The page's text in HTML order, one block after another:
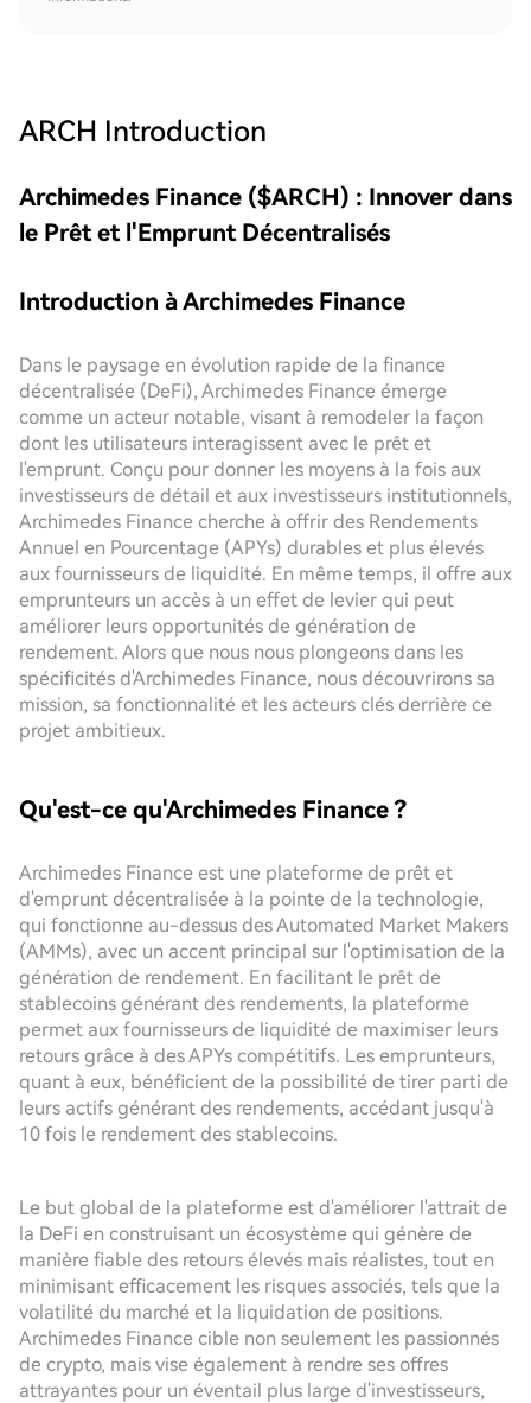
ARCH Introduction
Archimedes Finance ($ARCH) : Innover dans
le Prêt et l'Emprunt Décentralisés
Introduction à Archimedes Finance
Dans le paysage en évolution rapide de la finance
décentralisée (DeFi), Archimedes Finance émerge
comme un acteur notable, visant à remodeler la façon
dont les utilisateurs interagissent avec le prêt et
l'emprunt. Conçu pour donner les moyens à la fois aux
investisseurs de détail et aux investisseurs institutionnels,
Archimedes Finance cherche à offrir des Rendements
Annuel en Pourcentage (APYs) durables et plus élevés
aux fournisseurs de liquidité. En même temps, il offre aux
emprunteurs un accès à un effet de levier qui peut
améliorer leurs opportunités de génération de
rendement. Alors que nous nous plongeons dans les
spécificités d'Archimedes Finance, nous découvrirons sa
mission, sa fonctionnalité et les acteurs clés derrière ce
projet ambitieux.
Qu'est-ce qu'Archimedes Finance ?
Archimedes Finance est une plateforme de prêt et
d'emprunt décentralisée à la pointe de la technologie,
qui fonctionne au-dessus des Automated Market Makers
(AMMs), avec un accent principal sur l'optimisation de la
génération de rendement. En facilitant le prêt de
stablecoins générant des rendements, la plateforme
permet aux fournisseurs de liquidité de maximiser leurs
retours grâce à des APYs compétitifs. Les emprunteurs,
quant à eux, bénéficient de la possibilité de tirer parti de
leurs actifs générant des rendements, accédant jusqu'à
10 fois le rendement des stablecoins.
Le but global de la plateforme est d'améliorer l'attrait de
la DeFi en construisant un écosystème qui génère de
manière fiable des retours élevés mais réalistes, tout en
minimisant efficacement les risques associés, tels que la
volatilité du marché et la liquidation de positions.
Archimedes Finance cible non seulement les passionnés
de crypto, mais vise également à rendre ses offres
attrayantes pour un éventail plus large d'investisseurs,